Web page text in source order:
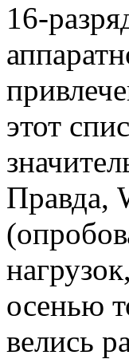
16-
этот
Правда,
осенью
велись